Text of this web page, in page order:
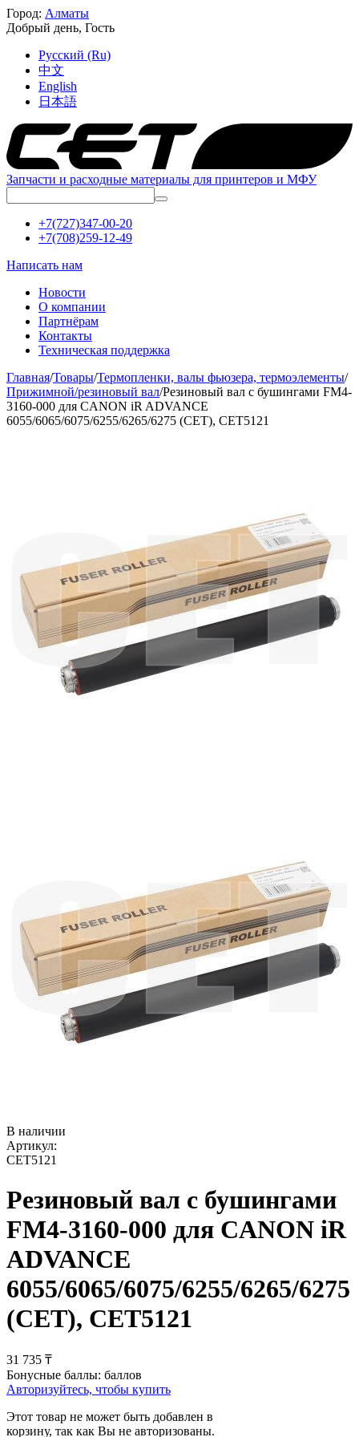
Город: Алматы
Добрый день, Гость
Русский (Ru)
中文
English
日本語
Запчасти и расходные материалы для принтеров и МФУ
+7(727)347-00-20
+7(708)259-12-49
Написать нам
Новости
О компании
Партнёрам
Контакты
Техническая поддержка
Главная/Товары/Термопленки, валы фьюзера, термоэлементы/
Прижимной/резиновый вал/Резиновый вал с бушингами FM4-
3160-000 для CANON iR ADVANCE
6055/6065/6075/6255/6265/6275 (CET), CET5121
В наличии
Артикул:
CET5121
Резиновый вал с бушингами
FM4-3160-000 для CANON iR
ADVANCE
6055/6065/6075/6255/6265/6275
(CET), CET5121
31 735 ₸
Бонусные баллы: баллов
Авторизуйтесь, чтобы купить
Этот товар не может быть добавлен в
корзину, так как Вы не авторизованы.